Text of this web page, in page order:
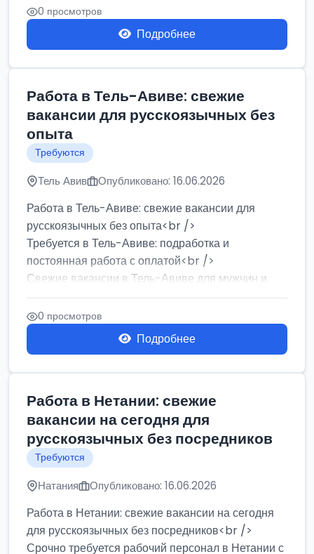
требу...
0 просмотров
Подробнее
Работа в Тель-Авиве: свежие
вакансии для русскоязычных без
опыта
Требуются
Тель Авив Опубликовано: 16.06.2026
Работа в Тель-Авиве: свежие вакансии для
русскоязычных без опыта<br />
Требуется в Тель-Авиве: подработка и
постоянная работа с оплатой<br />
Свежие вакансии в Тель-Авиве для мужчин и
женщин от хозя...
0 просмотров
Подробнее
Работа в Нетании: свежие
вакансии на сегодня для
русскоязычных без посредников
Требуются
Натания Опубликовано: 16.06.2026
Работа в Нетании: свежие вакансии на сегодня
для русскоязычных без посредников<br />
Срочно требуется рабочий персонал в Нетании с